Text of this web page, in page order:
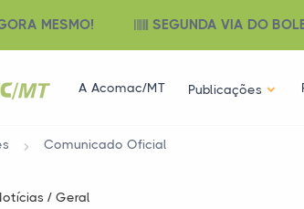
MESMO! SEGUNDA VIA DO
A Acomac/MT Publicações
Comunicado Oficial
/ Geral